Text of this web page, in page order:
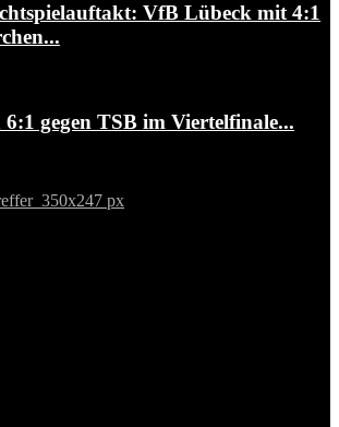
VfB Lübeck mit 4:1
gegen TSB im Viertelfinale...